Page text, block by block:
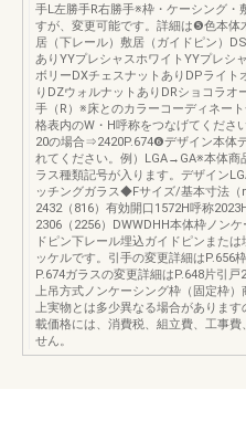
手L左勝手R右勝手※枠・ケーシング・
すが、変更可能です。詳細は❺色本体
居（下レール）敷居（ガイドピン）
ありYYプレシャスホワイトYYプレシ
ボリーDXチェスナットありDPライト
りDZウォルナットありDRショコラオ
手（R）※床とのカラーコーディネー
格表内のW・H呼称をつなげてくださ
20の場合⇒2420P.674❻デザイン本体
れてください。例）LGA→GA※本体
ラス種類記号が入ります。デザイン
ッチングガラス◆Fサイズ/基本寸法（
2432（816）有効開口1572H呼称
2306（2256）DWWDHH本体枠ノン
ドピン下レール埋込ガイドピンまた
ッケルです。引手の変更詳細はP.656
P.674ガラスの変更詳細はP.648片引
上吊方式ノンケーシング枠（固定枠
上実物とは多少異なる場合がありま
載価格には、消費税、組立費、工事費
せん。